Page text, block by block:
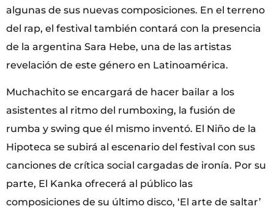
algunas de sus nuevas composiciones. En el terreno
del rap, el festival también contará con la presencia
de la argentina Sara Hebe, una de las artistas
revelación de este género en Latinoamérica.
Muchachito se encargará de hacer bailar a los
asistentes al ritmo del rumboxing, la fusión de
rumba y swing que él mismo inventó. El Niño de la
Hipoteca se subirá al escenario del festival con sus
canciones de crítica social cargadas de ironía. Por su
parte, El Kanka ofrecerá al público las
composiciones de su último disco, ‘El arte de saltar’